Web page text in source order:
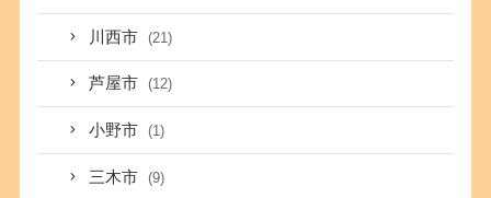
川西市 (21)
芦屋市 (12)
小野市 (1)
三木市 (9)